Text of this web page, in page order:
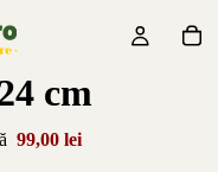
cm
99,00 lei